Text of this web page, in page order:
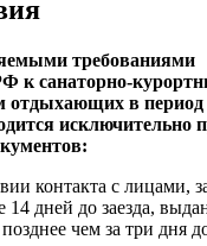
требованиями
к санаторно-
отдыхающих в период
исключительно
контакта с лицами,
дней до заезда,
чем за три дня